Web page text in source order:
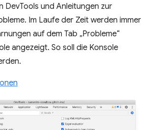
DevTools und Anleitungen zur
Im Laufe der Zeit werden immer
auf dem Tab „Probleme“
angezeigt. So soll die Konsole